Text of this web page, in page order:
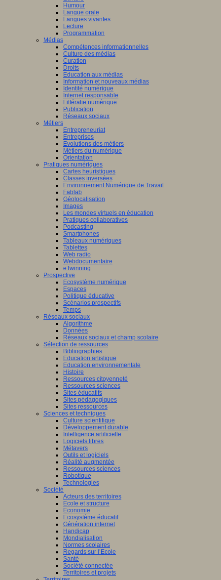
Humour
Langue orale
Langues vivantes
Lecture
Programmation
Médias
Compétences informationnelles
Culture des médias
Curation
Droits
Education aux médias
Information et nouveaux médias
Identité numérique
Internet responsable
Littératie numérique
Publication
Réseaux sociaux
Métiers
Entrepreneuriat
Entreprises
Evolutions des métiers
Métiers du numérique
Orientation
Pratiques numériques
Cartes heuristiques
Classes inversées
Environnement Numérique de Travail
Fablab
Géolocalisation
Images
Les mondes virtuels en éducation
Pratiques collaboratives
Podcasting
Smartphones
Tableaux numériques
Tablettes
Web radio
Webdocumentaire
eTwinning
Prospective
Ecosystème numérique
Espaces
Politique éducative
Scénarios prospectifs
Temps
Réseaux sociaux
Algorithme
Données
Réseaux sociaux et champ scolaire
Sélection de ressources
Bibliographies
Education artistique
Education environnementale
Histoire
Ressources citoyenneté
Ressources sciences
Sites éducatifs
Sites pédagogiques
Sites ressources
Sciences et techniques
Culture scientifique
Développement durable
Intelligence artificielle
Logiciels libres
Métavers
Outils et logiciels
Réalité augmentée
Ressources sciences
Robotique
Technologies
Société
Acteurs des territoires
Ecole et structure
Economie
Ecosystème éducatif
Génération internet
Handicap
Mondialisation
Normes scolaires
Regards sur l’Ecole
Santé
Société connectée
Territoires et projets